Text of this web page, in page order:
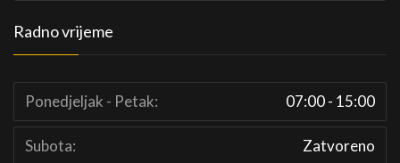
Radno vrijeme
Ponedjeljak - Petak: 07:00 - 15:00
Subota: Zatvoreno